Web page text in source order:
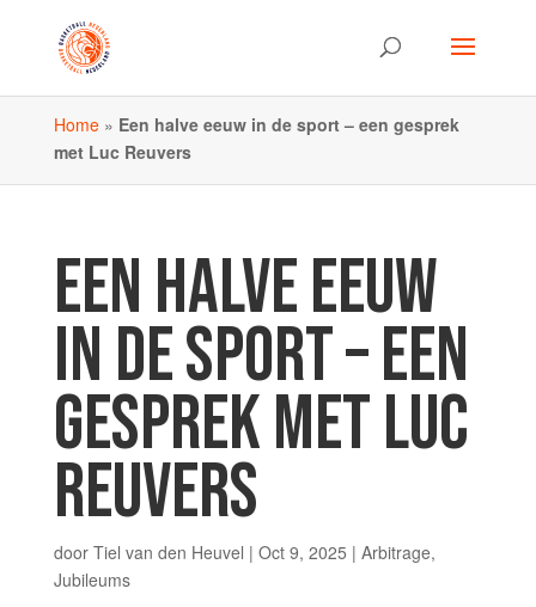
Home» Een halve eeuw in de sport – een gesprek
met Luc Reuvers
EEN HALVE EEUW
IN DE SPORT – EEN
GESPREK MET LUC
REUVERS
door Tiel van den Heuvel | Oct 9, 2025 | Arbitrage,
Jubileums